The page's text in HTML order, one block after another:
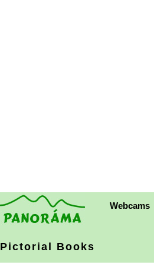
Webcams
Pictorial Books